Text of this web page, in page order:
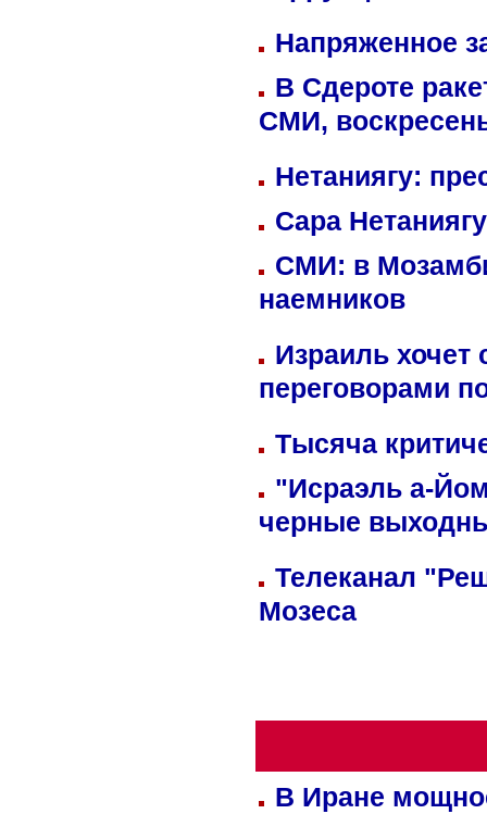
Напряженное
В Сдероте
СМИ,
Нетаниягу:
Сара
СМИ: в
наемников
Израиль хочет
переговорами
Тысяча
"Исраэль а-
черные
Телеканал
Мозеса
В Иране